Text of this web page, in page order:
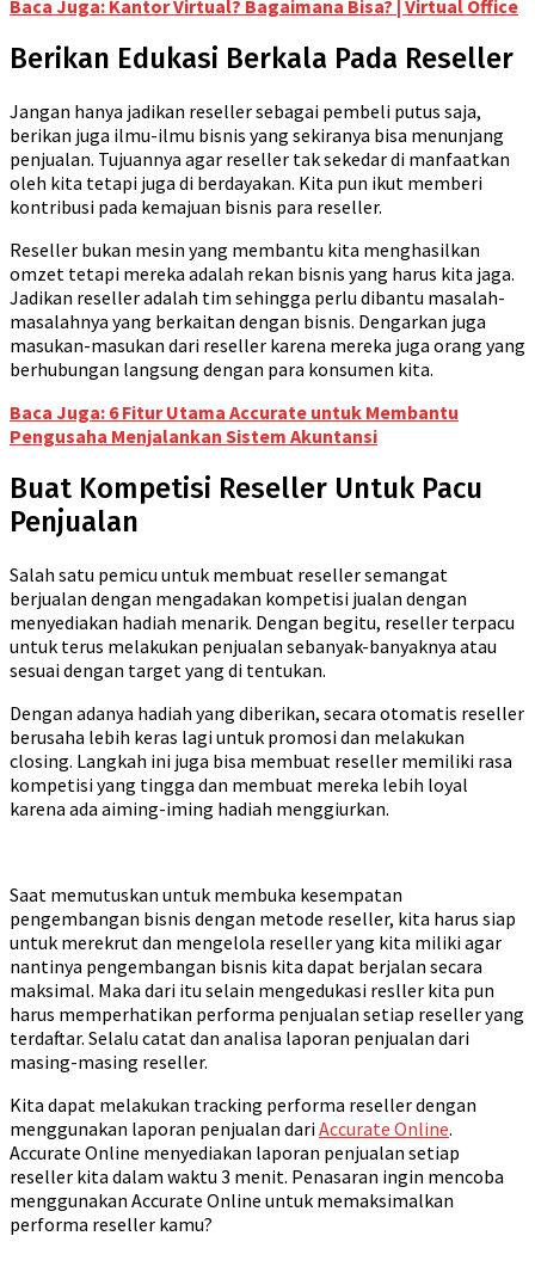
Baca Juga: Kantor Virtual? Bagaimana Bisa? | Virtual Office
Berikan Edukasi Berkala Pada Reseller
Jangan hanya jadikan reseller sebagai pembeli putus saja,
berikan juga ilmu-ilmu bisnis yang sekiranya bisa menunjang
penjualan. Tujuannya agar reseller tak sekedar di manfaatkan
oleh kita tetapi juga di berdayakan. Kita pun ikut memberi
kontribusi pada kemajuan bisnis para reseller.
Reseller bukan mesin yang membantu kita menghasilkan
omzet tetapi mereka adalah rekan bisnis yang harus kita jaga.
Jadikan reseller adalah tim sehingga perlu dibantu masalah-
masalahnya yang berkaitan dengan bisnis. Dengarkan juga
masukan-masukan dari reseller karena mereka juga orang yang
berhubungan langsung dengan para konsumen kita.
Baca Juga: 6 Fitur Utama Accurate untuk Membantu
Pengusaha Menjalankan Sistem Akuntansi
Buat Kompetisi Reseller Untuk Pacu
Penjualan
Salah satu pemicu untuk membuat reseller semangat
berjualan dengan mengadakan kompetisi jualan dengan
menyediakan hadiah menarik. Dengan begitu, reseller terpacu
untuk terus melakukan penjualan sebanyak-banyaknya atau
sesuai dengan target yang di tentukan.
Dengan adanya hadiah yang diberikan, secara otomatis reseller
berusaha lebih keras lagi untuk promosi dan melakukan
closing. Langkah ini juga bisa membuat reseller memiliki rasa
kompetisi yang tingga dan membuat mereka lebih loyal
karena ada aiming-iming hadiah menggiurkan.
Saat memutuskan untuk membuka kesempatan
pengembangan bisnis dengan metode reseller, kita harus siap
untuk merekrut dan mengelola reseller yang kita miliki agar
nantinya pengembangan bisnis kita dapat berjalan secara
maksimal. Maka dari itu selain mengedukasi resller kita pun
harus memperhatikan performa penjualan setiap reseller yang
terdaftar. Selalu catat dan analisa laporan penjualan dari
masing-masing reseller.
Kita dapat melakukan tracking performa reseller dengan
menggunakan laporan penjualan dariAccurate Online.
Accurate Online menyediakan laporan penjualan setiap
reseller kita dalam waktu 3 menit. Penasaran ingin mencoba
menggunakan Accurate Online untuk memaksimalkan
performa reseller kamu?